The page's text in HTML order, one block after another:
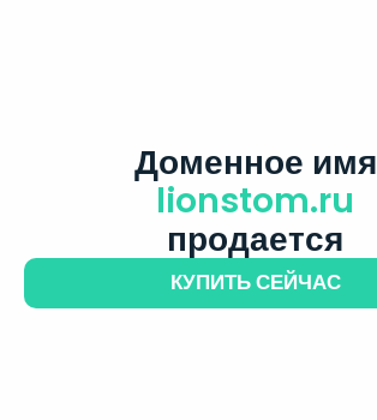
Доменное имя
lionstom.ru
продается
КУПИТЬ СЕЙЧАС